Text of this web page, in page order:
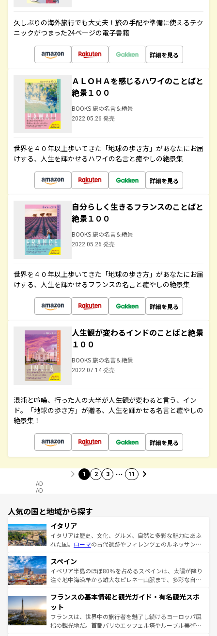
久しぶりの海外旅行でも大丈夫！旅の手配や準備に使えるテク
ニックがつまった24ページの電子書籍
詳細を見る
ＡＬＯＨＡを感じるハワイのことばと
絶景１００
BOOKS 旅の名言＆絶景
2022.05.26 発売
世界を４０年以上歩いてきた「地球の歩き方」があなたにお届
けする、人生を輝かせるハワイの名言と癒やしの絶景集
詳細を見る
自分らしく生きるフランスのことばと
絶景１００
BOOKS 旅の名言＆絶景
2022.05.26 発売
世界を４０年以上歩いてきた「地球の歩き方」があなたにお届
けする、人生を輝かせるフランスの名言と癒やしの絶景集
詳細を見る
人生観が変わるインドのことばと絶景
１００
BOOKS 旅の名言＆絶景
2022.07.14 発売
混沌と喧噪、行った人の大半が人生観が変わると言う、イン
ド。「地球の歩き方」が贈る、人生を輝かせる名言と癒やしの
絶景集！
詳細を見る
1 2 3 … 11
AD
AD
人気の国と地域から探す
イタリア
イタリアは歴史、文化、グルメ、自然と多彩な魅力にあふ
れた国。 ローマの古代遺跡やフィレンツェのルネッサンス
ろん、トスカーナの美しい田園風景やアマルフィ海岸の絶
景など、自然景観も見逃せない。観光の合間には、本場の
ピザやパスタなど、絶品のイタリア料理を堪能することも
ませてくれるイタリアで、忘れられない旅をしてみよう！
なお、新着のイタリア情報は
しい。
スペイン
イベリア半島のほぼ80％を占めるスペインは、太陽が降り
注ぐ地中海沿岸から雄大なピレネー山脈まで、多彩な自然
文化が根付くこの国では、情熱的なフラメンコ、熱気あふ
れる闘牛、そして美味しいタパスが生活の一部となってい
る。首都マドリードの洗練された雰囲気や、バルセロナの
アートに溢れた街角から、地方では古代ローマ遺跡や中世
フランスの基本情報と観光ガイド・有名観光スポ
ット
フランスは、世界中の旅行者を魅了し続けるヨーロッパ屈
指の観光地だ。首都パリのエッフェル塔やルーブル美術館